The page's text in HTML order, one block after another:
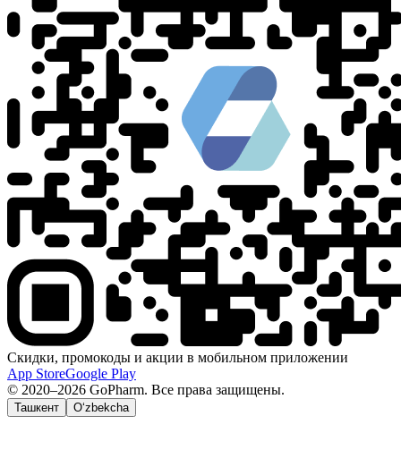
Скидки, промокоды и акции в мобильном приложении
App StoreGoogle Play
© 2020–2026 GoPharm. Все права защищены.
Ташкент O‘zbekcha